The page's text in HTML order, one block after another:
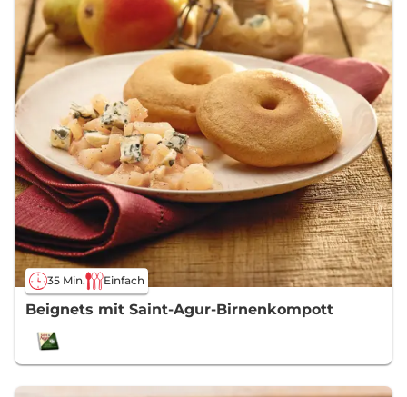
35 Min. Einfach
Beignets mit Saint-Agur-Birnenkompott